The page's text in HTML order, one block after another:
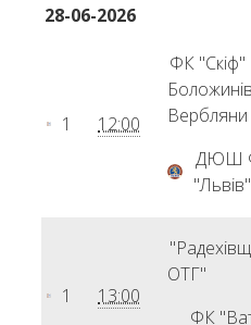
28-06-2026
1 12:00
ФК "Скіф"
Вербляни
ДЮШ
"Львів"
1 13:00
ОТГ"
ФК